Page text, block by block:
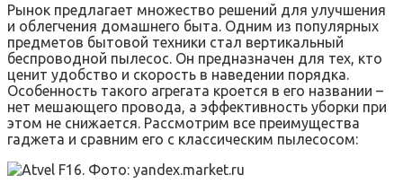
Рынок предлагает множество решений для улучшения
и облегчения домашнего быта. Одним из популярных
предметов бытовой техники стал вертикальный
беспроводной пылесос. Он предназначен для тех, кто
ценит удобство и скорость в наведении порядка.
Особенность такого агрегата кроется в его названии –
нет мешающего провода, а эффективность уборки при
этом не снижается. Рассмотрим все преимущества
гаджета и сравним его с классическим пылесосом: